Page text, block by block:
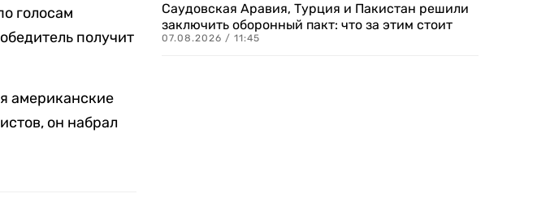
голосам
получит
американские
он набрал
Саудовская Аравия, Турция и Пакистан решили
заключить оборонный пакт: что за этим стоит
07.08.2026 / 11:45